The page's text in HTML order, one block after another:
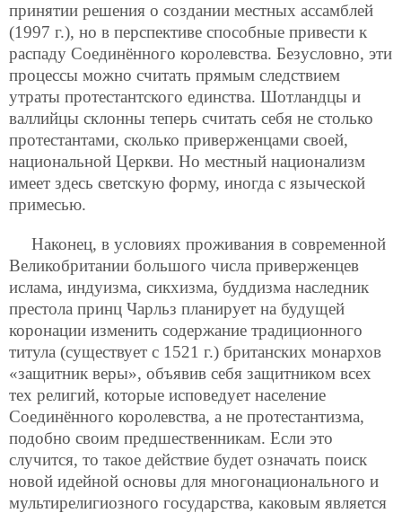
принятии решения о создании местных ассамблей
(1997 г.), но в перспективе способные привести к
распаду Соединённого королевства. Безусловно, эти
процессы можно считать прямым следствием
утраты протестантского единства. Шотландцы и
валлийцы склонны теперь считать себя не столько
протестантами, сколько приверженцами своей,
национальной Церкви. Но местный национализм
имеет здесь светскую форму, иногда с языческой
примесью.
Наконец, в условиях проживания в современной
Великобритании большого числа приверженцев
ислама, индуизма, сикхизма, буддизма наследник
престола принц Чарльз планирует на будущей
коронации изменить содержание традиционного
титула (существует с 1521 г.) британских монархов
«защитник веры», объявив себя защитником всех
тех религий, которые исповедует население
Соединённого королевства, а не протестантизма,
подобно своим предшественникам. Если это
случится, то такое действие будет означать поиск
новой идейной основы для многонационального и
мультирелигиозного государства, каковым является